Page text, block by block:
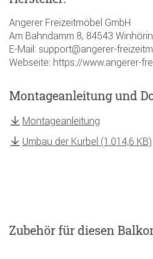
Angerer Freizeitmöbel GmbH
Am Bahndamm 8, 84543
E-Mail: support@angerer-
Webseite: https://www.angerer-
Montageanleitung und
Montageanleitung
Umbau der Kurbel (1.014,6 KB)
Zubehörfür diesen